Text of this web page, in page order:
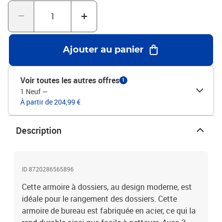
décor de bureau grâce à son design emblématique.Couleur :
anthraciteMatériau : acierDimensions : 46 x 62 x 102,5 cm (l x P x
avec des glissières à billes en 3 sectionsLes tiroirs peuvent être
complètement étendusFormat de dossier compatible : A4,
légalCapacité de charge par tiroir : 45 kgCapacité de charge totale
: 135 kgL'assemblage est requis
Ajouter au panier
Voir toutes les autres offres 1
1 Neuf —
À partir de 204,99 €
Description
ID 8720286565896
Cette armoire à dossiers, au design moderne, est
idéale pour le rangement des dossiers. Cette
armoire de bureau est fabriquée en acier, ce qui la